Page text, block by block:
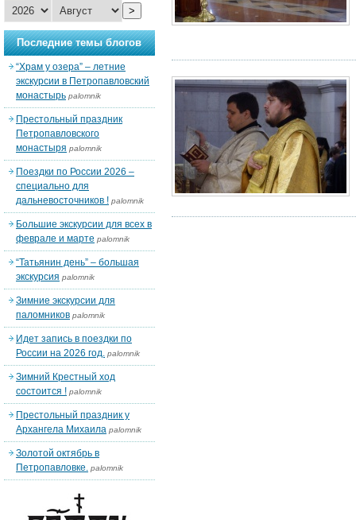
>
Последние темы блогов
“Храм у озера” – летние
экскурсии в Петропавловский
монастырь palomnik
Престольный праздник
Петропавловского
монастыря palomnik
Поездки по России 2026 –
специально для
дальневосточников ! palomnik
Большие экскурсии для всех в
феврале и марте palomnik
“Татьянин день” – большая
экскурсия palomnik
Зимние экскурсии для
паломников palomnik
Идет запись в поездки по
России на 2026 год. palomnik
Зимний Крестный ход
состоится ! palomnik
Престольный праздник у
Архангела Михаила palomnik
Золотой октябрь в
Петропавловке. palomnik